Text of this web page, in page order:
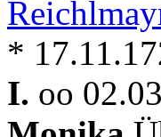
*
I. oo